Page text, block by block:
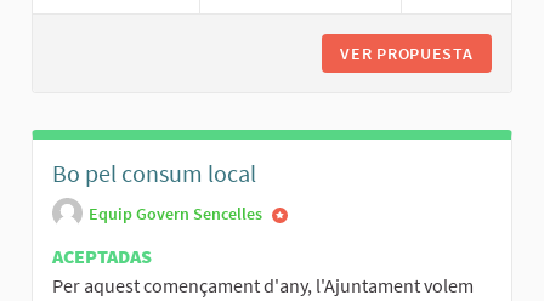
VER PROPUESTA
Bo pel consum local
Equip Govern Sencelles
ACEPTADAS
Per aquest començament d'any, l'Ajuntament volem